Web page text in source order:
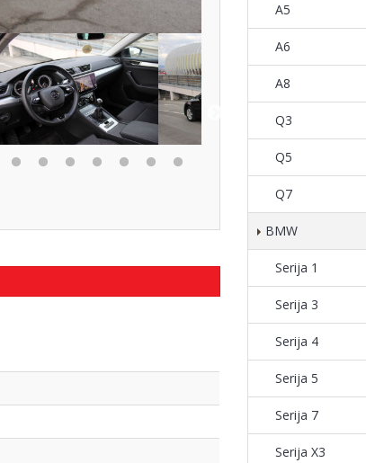
A5
A6
A8
Q3
Q5
Q7
BMW
Serija 1
Serija 3
Serija 4
Serija 5
Serija 7
Serija X3